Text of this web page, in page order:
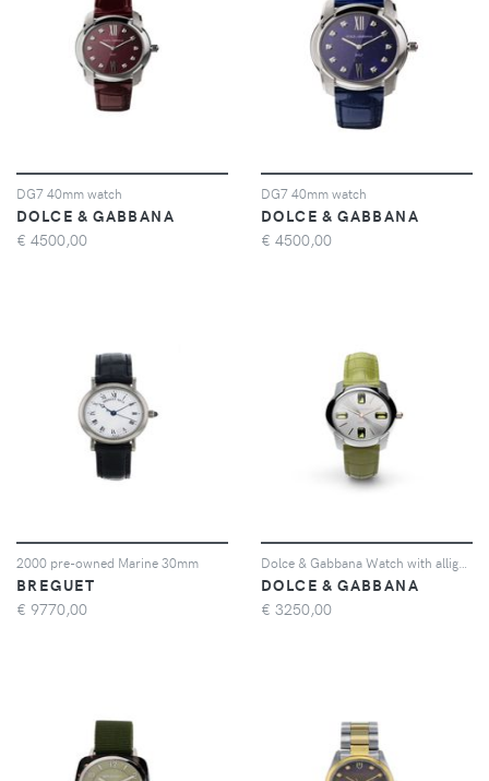
DG7 40mm watch
DOLCE & GABBANA
€ 4500,00
DG7 40mm watch
DOLCE & GABBANA
€ 4500,00
2000 pre-owned Marine 30mm
BREGUET
€ 9770,00
DOLCE & GABBANA
€ 3250,00